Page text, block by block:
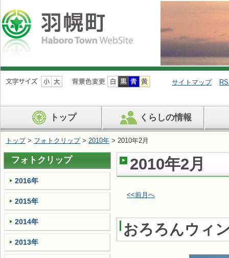
ナ
ビ
ン
を
ば
す
サイトマップ
トップ くらしの情報
トップ> フォトクリップ> 2010年 > 2010年2月
2010年2月
<<前月へ
おろろんウィ
フォトクリップ
2016年
2015年
2014年
2013年